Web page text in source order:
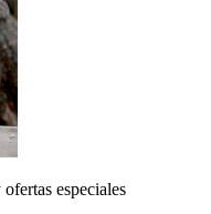
especiales